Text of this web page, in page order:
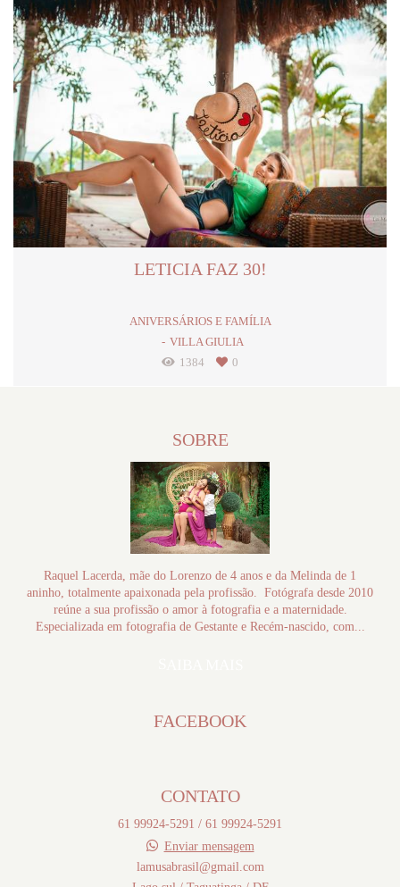
LETICIA FAZ 30!
ANIVERSÁRIOS E FAMÍLIA
VILLA GIULIA
1384
0
SOBRE
Raquel Lacerda, mãe do Lorenzo de 4 anos e da Melinda de 1
aninho, totalmente apaixonada pela profissão. Fotógrafa desde 2010
reúne a sua profissão o amor à fotografia e a maternidade.
Especializada em fotografia de Gestante e Recém-nascido, com...
FACEBOOK
CONTATO
61 99924-5291 / 61 99924-5291
Enviar mensagem
lamusabrasil@gmail.com